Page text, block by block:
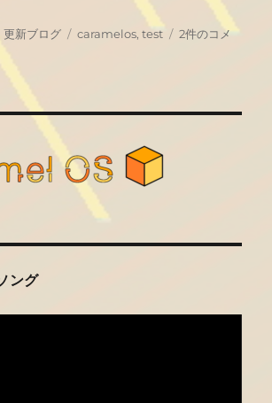
カ
更新ブログ
タ
caramelos,test
最
2件のコメ
ング